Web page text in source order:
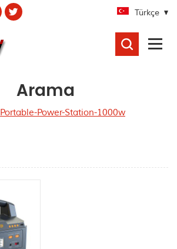
Türkçe
Arama
Portable-Power-Station-1000w